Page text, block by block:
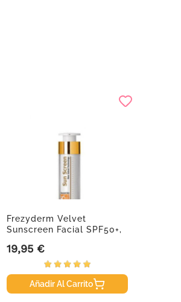
Frezyderm Velvet
Sunscreen Facial SPF50+,
Precio
19,95 €
Añadir Al Carrito